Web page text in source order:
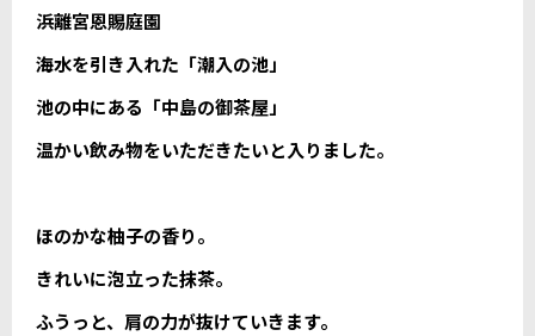
浜離宮恩賜庭園
海水を引き入れた「潮入の池」
池の中にある「中島の御茶屋」
温かい飲み物をいただきたいと入りました。
ほのかな柚子の香り。
きれいに泡立った抹茶。
ふうっと、肩の力が抜けていきます。